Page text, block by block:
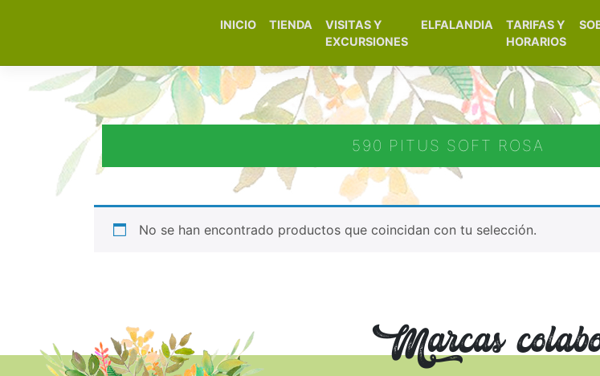
Elfa Experience – Onil – Alicante
INICIO TIENDA
VISITAS Y
EXCURSIONES
ELFALANDIA
TARIFAS Y
HORARIOS
590 PITUS SOFT ROSA
No se han encontrado productos que coincidan con tu selección.
Marcas